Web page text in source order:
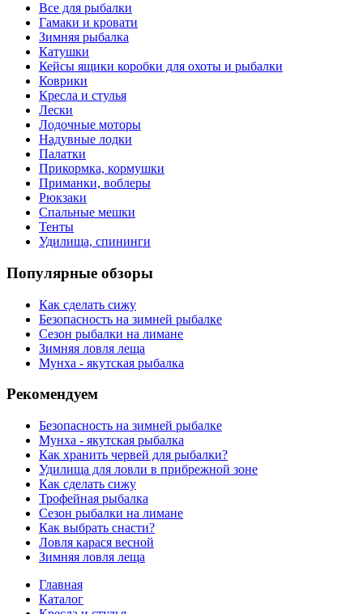
Все для рыбалки
Гамаки и кровати
Зимняя рыбалка
Катушки
Кейсы ящики коробки для охоты и рыбалки
Коврики
Кресла и стулья
Лески
Лодочные моторы
Надувные лодки
Палатки
Прикормка, кормушки
Приманки, воблеры
Рюкзаки
Спальные мешки
Тенты
Удилища, спининги
Популярные обзоры
Как сделать сижу
Безопасность на зимней рыбалке
Сезон рыбалки на лимане
Зимняя ловля леща
Мунха - якутская рыбалка
Рекомендуем
Безопасность на зимней рыбалке
Мунха - якутская рыбалка
Как хранить червей для рыбалки?
Удилища для ловли в прибрежной зоне
Как сделать сижу
Трофейная рыбалка
Сезон рыбалки на лимане
Как выбрать снасти?
Ловля карася весной
Зимняя ловля леща
Главная
Каталог